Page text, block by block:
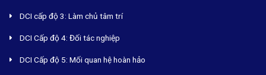
DCI cấp độ 3: Làm chủ tâm trí
DCI Cấp độ 4: Đối tác nghiệp
DCI Cấp độ 5: Mối quan hệ hoàn hảo